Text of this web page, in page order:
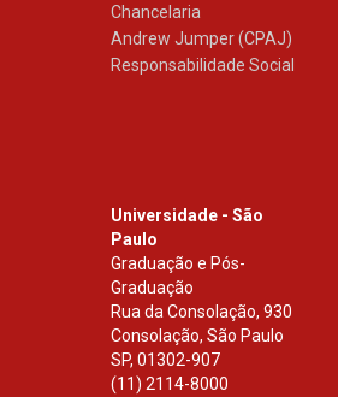
Chancelaria
Andrew Jumper (CPAJ)
Responsabilidade Social
Universidade - São
Paulo
Graduação e Pós-
Graduação
Rua da Consolação, 930
Consolação, São Paulo
SP, 01302-907
(11) 2114-8000